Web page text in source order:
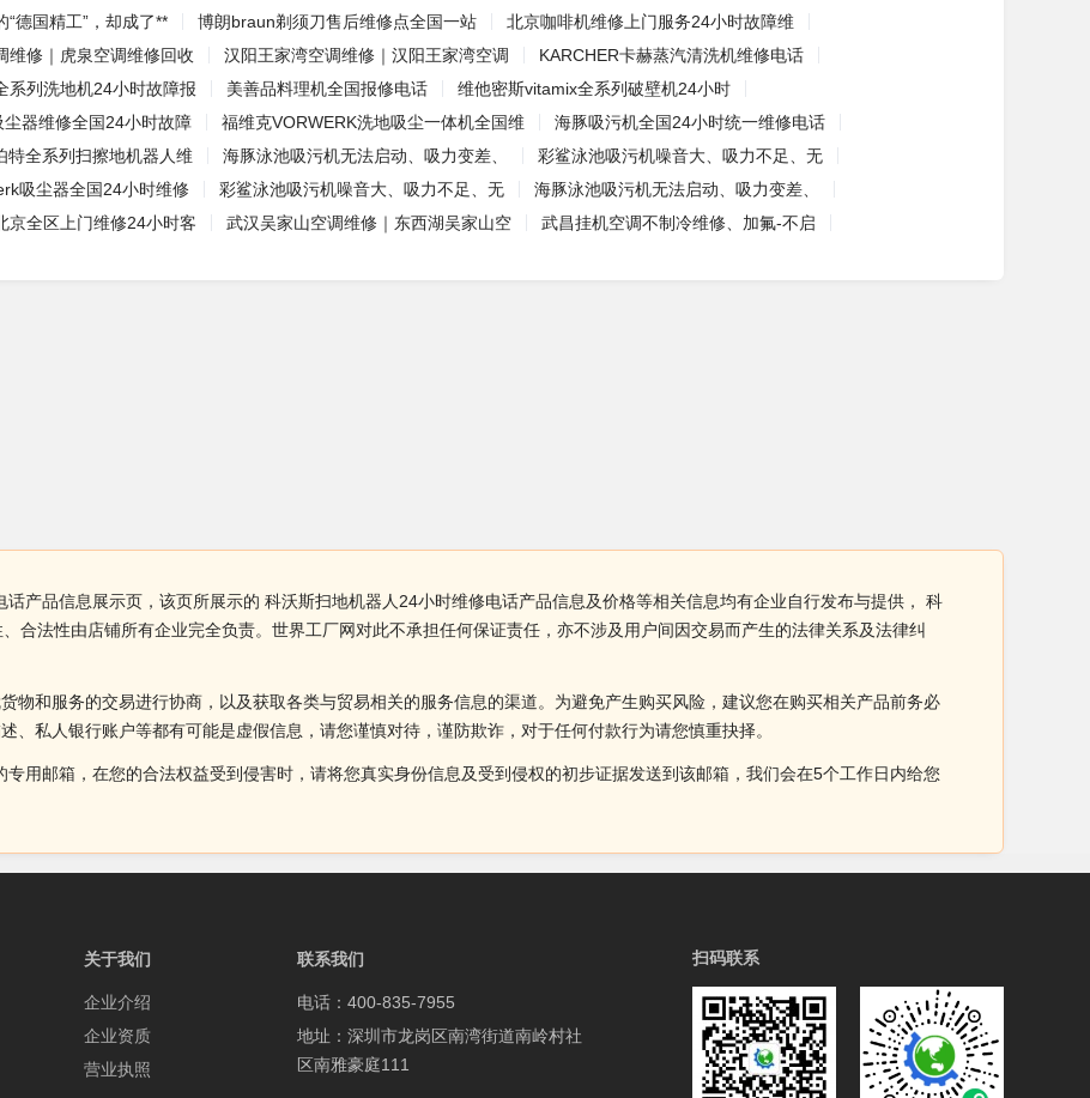
“德国精工”，却成了**
博朗braun剃须刀售后维修点全国一站
北京咖啡机维修上门服务24小时故障维
维修｜虎泉空调维修回收
汉阳王家湾空调维修｜汉阳王家湾空调
KARCHER卡赫蒸汽清洗机维修电话
系列洗地机24小时故障报
美善品料理机全国报修电话
维他密斯vitamix全系列破壁机24小时
器维修全国24小时故障
福维克VORWERK洗地吸尘一体机全国维
海豚吸污机全国24小时统一维修电话
特全系列扫擦地机器人维
海豚泳池吸污机无法启动、吸力变差、
彩鲨泳池吸污机噪音大、吸力不足、无
吸尘器全国24小时维修
彩鲨泳池吸污机噪音大、吸力不足、无
海豚泳池吸污机无法启动、吸力变差、
京全区上门维修24小时客
武汉吴家山空调维修｜东西湖吴家山空 武昌挂机空调不制冷维修、加氟-不启
产品信息展示页，该页所展示的 科沃斯扫地机器人24小时维修电话产品信息及价格等相关信息均有企业自行发布与提供， 科
合法性由店铺所有企业完全负责。世界工厂网对此不承担任何保证责任，亦不涉及用户间因交易而产生的法律关系及法律纠
物和服务的交易进行协商，以及获取各类与贸易相关的服务信息的渠道。为避免产生购买风险，建议您在购买相关产品前务必
、私人银行账户等都有可能是虚假信息，请您谨慎对待，谨防欺诈，对于任何付款行为请您慎重抉择。
用邮箱，在您的合法权益受到侵害时，请将您真实身份信息及受到侵权的初步证据发送到该邮箱，我们会在5个工作日内给您
关于我们
企业介绍
企业资质
营业执照
联系我们
电话：400-835-7955
地址：深圳市龙岗区南湾街道南岭村社
区南雅豪庭111
扫码联系